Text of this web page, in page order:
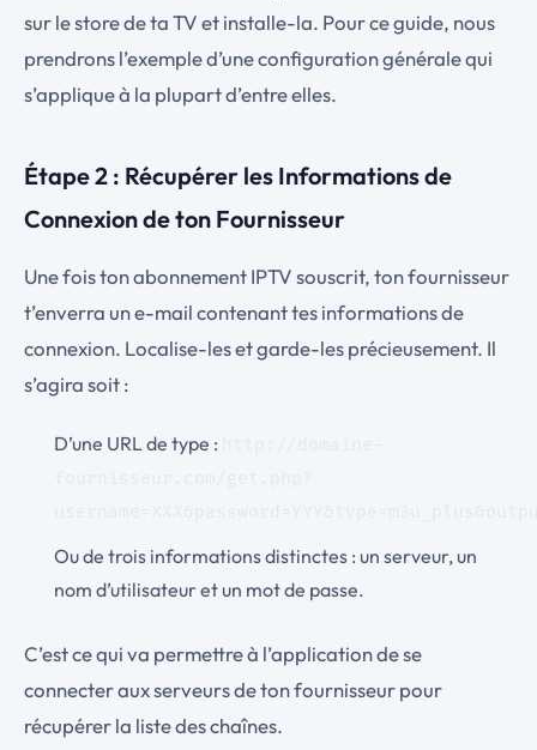
sur le store de ta TV et installe-la. Pour ce guide, nous
prendrons l’exemple d’une configuration générale qui
s’applique à la plupart d’entre elles.
Étape 2 : Récupérer les Informations de
Connexion de ton Fournisseur
Une fois ton abonnement IPTV souscrit, ton fournisseur
t’enverra un e-mail contenant tes informations de
connexion. Localise-les et garde-les précieusement. Il
s’agira soit :
D’une URL de type :
Ou de trois informations distinctes : un serveur, un
nom d’utilisateur et un mot de passe.
C’est ce qui va permettre à l’application de se
connecter aux serveurs de ton fournisseur pour
récupérer la liste des chaînes.